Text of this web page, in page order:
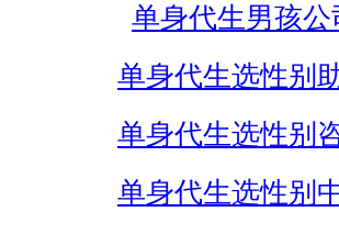
单身代生男孩公
单身代生选性别
单身代生选性别
单身代生选性别